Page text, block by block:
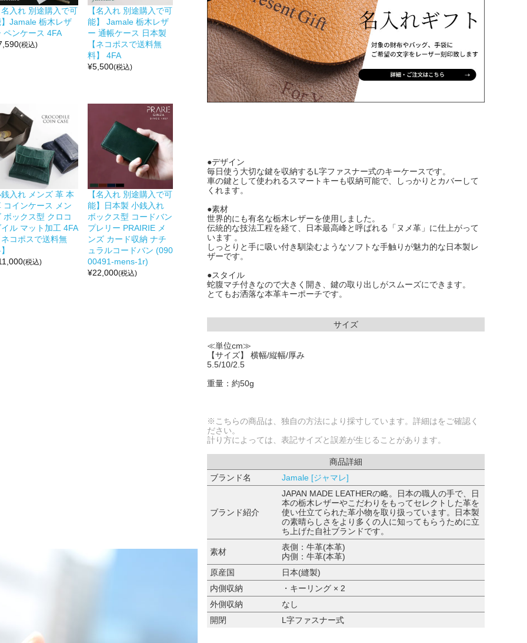
入れ 別途購入で可
Jamale 栃木レザ
ペンケース 4FA
(税込)
【名入れ 別途購入で可
能】 Jamale 栃木レザ
ー 通帳ケース 日本製
【ネコポスで送料無
料】 4FA
¥5,500(税込)
入れ メンズ 革 本
コインケース メン
ボックス型 クロコ
ル マット加工 4FA
コポスで送料無
(税込)
【名入れ 別途購入で可
能】日本製 小銭入れ
ボックス型 コードバン
プレリー PRAIRIE メ
ンズ カード収納 ナチ
ュラルコードバン (090
00491-mens-1r)
¥22,000(税込)
●デザイン
毎日使う大切な鍵を収納するL字ファスナー式のキーケースです。
車の鍵として使われるスマートキーも収納可能で、しっかりとカバーして
くれます。
●素材
世界的にも有名な栃木レザーを使用しました。
伝統的な技法工程を経て、日本最高峰と呼ばれる「ヌメ革」に仕上がって
います 。
しっとりと手に吸い付き馴染むようなソフトな手触りが魅力的な日本製レ
ザーです。
●スタイル
蛇腹マチ付きなので大きく開き、鍵の取り出しがスムーズにできます。
とてもお洒落な本革キーポーチです。
サイズ
≪単位cm≫
【サイズ】 横幅/縦幅/厚み
5.5/10/2.5
重量：約50g
※こちらの商品は、独自の方法により採寸しています。詳細はをご確認く
ださい。
計り方によっては、表記サイズと誤差が生じることがあります。
商品詳細
ブランド名
Jamale [ジャマレ]
ブランド紹介
JAPAN MADE LEATHERの略。日本の職人の手で、日
本の栃木レザーやこだわりをもってセレクトした革を
使い仕立てられた革小物を取り扱っています。日本製
の素晴らしさをより多くの人に知ってもらうために立
ち上げた自社ブランドです。
素材
表側：牛革(本革)
内側：牛革(本革)
原産国
日本(縫製)
内側収納
・キーリング × 2
外側収納
なし
開閉
L字ファスナー式